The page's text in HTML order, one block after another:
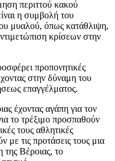
περιττού κακού
η συμβολή του
μυαλού, όπως κατάθλιψη,
κρίσεων στην
προπονητικές
στην δύναμη του
επαγγέλματος.
έχοντας αγάπη για τον
το τρέξιμο προσπαθούν
τους αθλητικές
με τις προτάσεις τους μια
της Βέροιας, το